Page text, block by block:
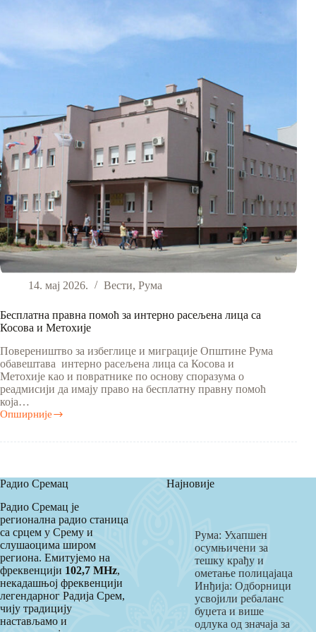
14. мај 2026. Вести, Рума
Бесплатна правна помоћ за интерно расељена лица са
Косова и Метохије
Повереништво за избеглице и миграције Општине Рума
обавештава интерно расељена лица са Косова и
Метохије као и повратнике по основу споразума о
реадмисији да имају право на бесплатну правну помоћ
која…
Опширније
Бесплатна
помоћ
расељена
лица
са
Косова
и
Метохије
Радио Сремац
Радио Сремац је
регионална радио станица
са срцем у Срему и
слушаоцима широм
региона. Емитујемо на
фреквенцији 102,7 MHz,
некадашњој фреквенцији
легендарног Радија Срем,
чију традицију
настављамо и
Најновије
Рума: Ухапшен
осумњичени за
тешку крађу и
ометање полицајаца
Инђија: Одборници
усвојили ребаланс
буџета и више
одлука од значаја за